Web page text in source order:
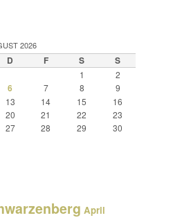
2026
D F S S
1
2
6 7 8
9
13 14 15
16
20 21 22
23
27 28 29
30
April